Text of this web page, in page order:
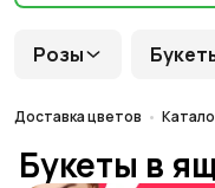
Розы
Доставка цветов
Букеты в